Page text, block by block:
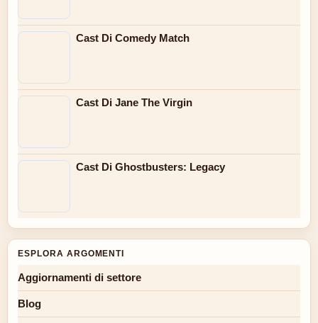
Cast Di Comedy Match
Cast Di Jane The Virgin
Cast Di Ghostbusters: Legacy
ESPLORA ARGOMENTI
Aggiornamenti di settore
Blog